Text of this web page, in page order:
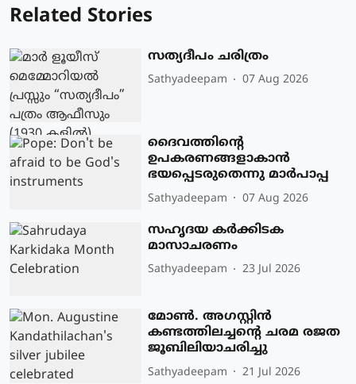
Related Stories
സത്യദീപം ചരിത്രം
Sathyadeepam 07 Aug 2026
ദൈവത്തിന്റെ
ഉപകരണങ്ങളാകാന്‍
ഭയപ്പെടരുതെന്നു മാര്‍പാപ്പ
Sathyadeepam 07 Aug 2026
സഹൃദയ കർക്കിടക
മാസാചരണം
Sathyadeepam 23 Jul 2026
മോൺ. അഗസ്റ്റിൻ
കണ്ടത്തിലച്ചൻ്റെ ചരമ രജത
ജൂബിലിയാചരിച്ചു
Sathyadeepam 21 Jul 2026